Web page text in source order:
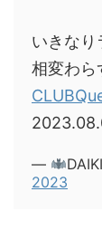
いきなり
相変わら
— DAIKI
2023